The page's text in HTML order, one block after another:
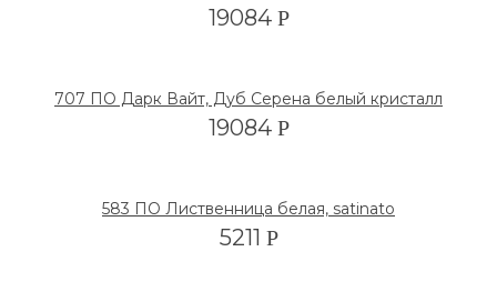
19084 Р
707 ПО Дарк Вайт, Дуб Серена белый кристалл
19084 Р
583 ПО Лиственница белая, satinato
5211 Р